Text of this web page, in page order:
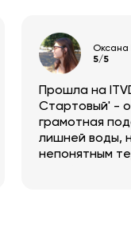
Оксана
5/5
Прошла на
Стартовый' -
грамотная
лишней воды,
непонятным
подаётся как